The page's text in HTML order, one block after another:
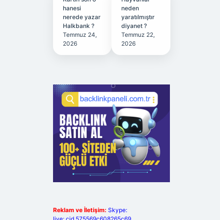
hanesi
nerede yazar
Halkbank ?
Temmuz 24,
2026
neden
yaratılmıştır
diyanet ?
Temmuz 22,
2026
Reklam ve İletişim: Skype: